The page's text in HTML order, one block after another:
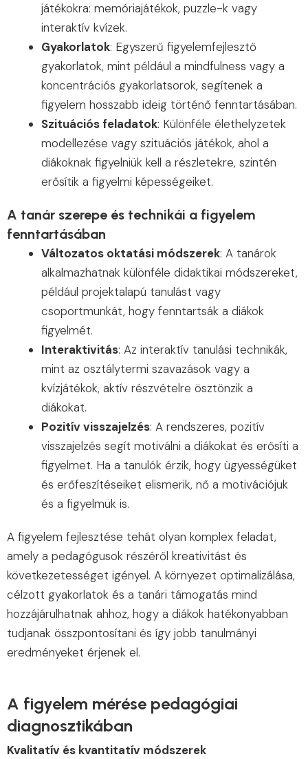
játékokra: memóriajátékok, puzzle-k vagy
interaktív kvízek.
Gyakorlatok: Egyszerű figyelemfejlesztő
gyakorlatok, mint például a mindfulness vagy a
koncentrációs gyakorlatsorok, segítenek a
figyelem hosszabb ideig történő fenntartásában.
Szituációs feladatok: Különféle élethelyzetek
modellezése vagy szituációs játékok, ahol a
diákoknak figyelniük kell a részletekre, szintén
erősítik a figyelmi képességeiket.
A tanár szerepe és technikái a figyelem
fenntartásában
Változatos oktatási módszerek: A tanárok
alkalmazhatnak különféle didaktikai módszereket,
például projektalapú tanulást vagy
csoportmunkát, hogy fenntartsák a diákok
figyelmét.
Interaktivitás: Az interaktív tanulási technikák,
mint az osztálytermi szavazások vagy a
kvízjátékok, aktív részvételre ösztönzik a
diákokat.
Pozitív visszajelzés: A rendszeres, pozitív
visszajelzés segít motiválni a diákokat és erősíti a
figyelmet. Ha a tanulók érzik, hogy ügyességüket
és erőfeszítéseiket elismerik, nő a motivációjuk
és a figyelmük is.
A figyelem fejlesztése tehát olyan komplex feladat,
amely a pedagógusok részéről kreativitást és
következetességet igényel. A környezet optimalizálása,
célzott gyakorlatok és a tanári támogatás mind
hozzájárulhatnak ahhoz, hogy a diákok hatékonyabban
tudjanak összpontosítani és így jobb tanulmányi
eredményeket érjenek el.
A figyelem mérése pedagógiai
diagnosztikában
Kvalitatív és kvantitatív módszerek